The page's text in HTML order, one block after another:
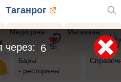
Таганрог
Медицина Магазины
Бары
- рестораны
6
через: